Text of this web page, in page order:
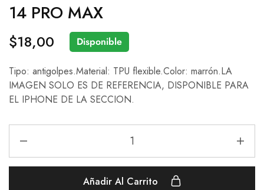
14 PRO MAX
$18,00 Disponible
Tipo: antigolpes.Material: TPU flexible.Color: marrón.LA
IMAGEN SOLO ES DE REFERENCIA, DISPONIBLE PARA
EL IPHONE DE LA SECCION.
Añadir Al Carrito